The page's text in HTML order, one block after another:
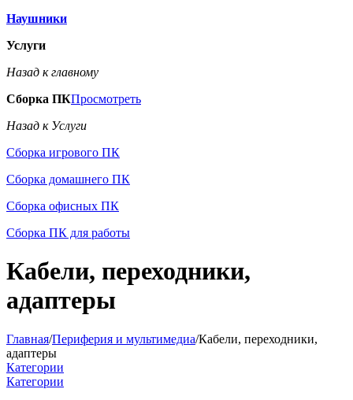
Наушники
Услуги
Назад к главному
Сборка ПКПросмотреть
Назад к Услуги
Сборка игрового ПК
Сборка домашнего ПК
Сборка офисных ПК
Сборка ПК для работы
Кабели, переходники,
адаптеры
Главная/Периферия и мультимедиа/Кабели, переходники,
адаптеры
Категории
Категории